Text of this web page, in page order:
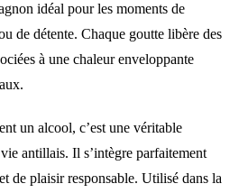
idéal pour les moments de
de détente. Chaque goutte libère des
à une chaleur enveloppante
un alcool, c’est une véritable
antillais. Il s’intègre parfaitement
de plaisir responsable. Utilisé dans la